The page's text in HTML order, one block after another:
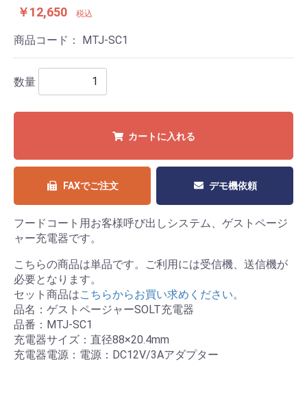
￥12,650 税込
商品コード： MTJ-SC1
数量
カートに入れる
FAXでご注文 デモ機依頼
フードコート用お客様呼び出しシステム、ゲストページ
ャー充電器です。
こちらの商品は単品です。ご利用には受信機、送信機が
必要となります。
セット商品はこちらからお買い求めください。
品名：ゲストページャーSOLT充電器
品番：MTJ-SC1
充電器サイズ：直径88×20.4mm
充電器電源：電源：DC12V/3Aアダプター